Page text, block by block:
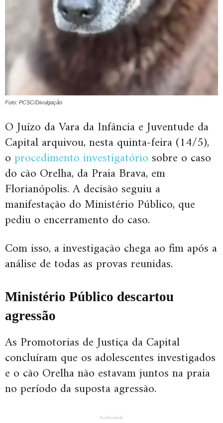
Foto: PCSC/Divulgação
O Juízo da Vara da Infância e Juventude da
Capital arquivou, nesta quinta-feira (14/5),
oprocedimento investigatóriosobre o caso
do cão Orelha, da Praia Brava, em
Florianópolis. A decisão seguiu a
manifestação do Ministério Público, que
pediu o encerramento do caso.
Com isso, a investigação chega ao fim após a
análise de todas as provas reunidas.
Ministério Público descartou
agressão
As Promotorias de Justiça da Capital
concluíram que os adolescentes investigados
e o cão Orelha não estavam juntos na praia
no período da suposta agressão.
Publicidade